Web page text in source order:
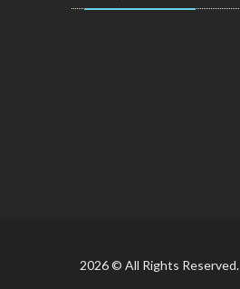
2026 © All Rights Reserved.